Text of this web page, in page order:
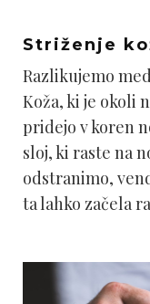
Striženje
Razlikujemo
Koža, ki je okoli
pridejo v koren
sloj, ki raste na
odstranimo,
ta lahko začela